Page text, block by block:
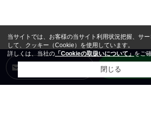
LINEから
当サイトでは、お客様の当サイト利用状況把握、サ
して、クッキー（Cookie）を使用しています。
詳しくは、当社の「Cookieの取扱いについて」をご
閉じる